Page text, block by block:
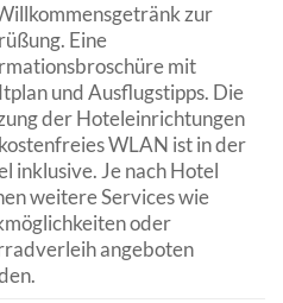
zur
Eine
mit
und Ausflugstipps. Die
der Hoteleinrichtungen
WLAN ist in der
inklusive. Je nach Hotel
weitere Services wie
oder
angeboten